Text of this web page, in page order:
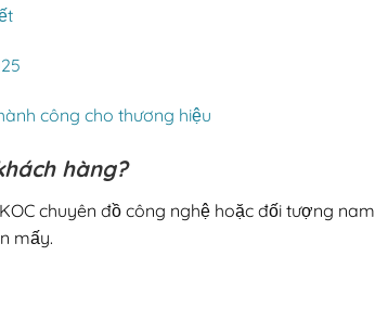
công cho thương hiệu
hàng?
chuyên đồ công nghệ hoặc đối tượng nam
mấy.